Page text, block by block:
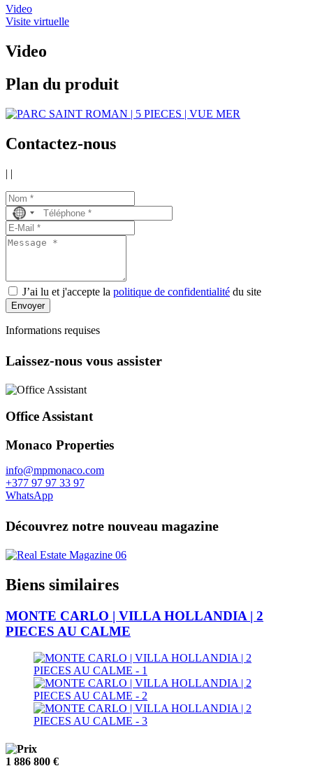
Video
Visite virtuelle
Video
Plan du produit
Contactez-nous
| |
No
country
selected
J’ai lu et j'accepte la politique de confidentialité du site
Envoyer
Informations requises
Laissez-nous vous assister
Office Assistant
Monaco Properties
info@mpmonaco.com
+377 97 97 33 97
WhatsApp
Découvrez notre nouveau magazine
Biens similaires
MONTE CARLO | VILLA HOLLANDIA | 2
PIECES AU CALME
1 886 800 €